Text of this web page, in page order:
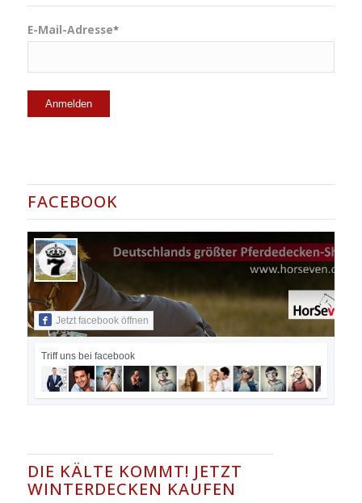
E-Mail-Adresse*
FACEBOOK
Jetzt facebook öffnen
Triff uns bei facebook
DIE KÄLTE KOMMT! JETZT
WINTERDECKEN KAUFEN